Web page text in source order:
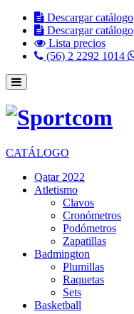
Descargar catálogo
Descargar catálogo
Lista precios
(56) 2 2292 1014
CATÁLOGO
Qatar 2022
Atletismo
Clavos
Cronómetros
Podómetros
Zapatillas
Badmington
Plumillas
Raquetas
Sets
Basketball